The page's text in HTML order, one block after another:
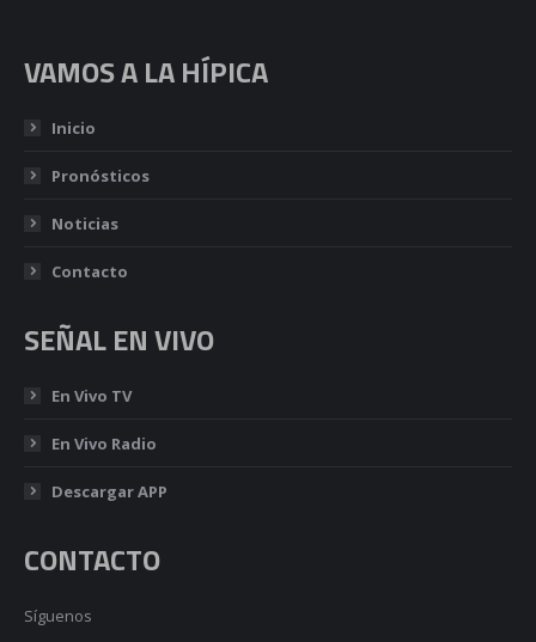
VAMOS A LA HÍPICA
Inicio
Pronósticos
Noticias
Contacto
SEÑAL EN VIVO
En Vivo TV
En Vivo Radio
Descargar APP
CONTACTO
Síguenos